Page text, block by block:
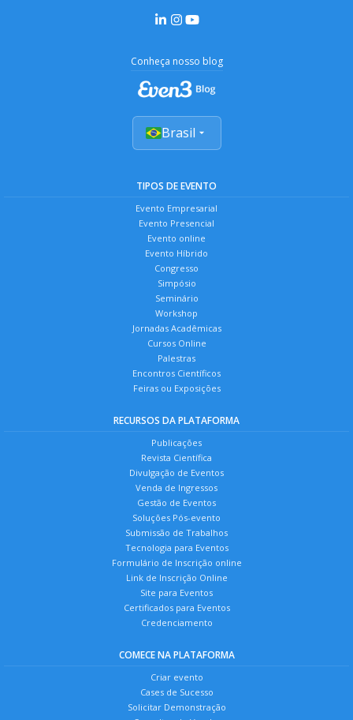
Conheça nosso blog
Brasil
TIPOS DE EVENTO
Evento Empresarial
Evento Presencial
Evento online
Evento Híbrido
Congresso
Simpósio
Seminário
Workshop
Jornadas Acadêmicas
Cursos Online
Palestras
Encontros Científicos
Feiras ou Exposições
RECURSOS DA PLATAFORMA
Publicações
Revista Científica
Divulgação de Eventos
Venda de Ingressos
Gestão de Eventos
Soluções Pós-evento
Submissão de Trabalhos
Tecnologia para Eventos
Formulário de Inscrição online
Link de Inscrição Online
Site para Eventos
Certificados para Eventos
Credenciamento
COMECE NA PLATAFORMA
Criar evento
Cases de Sucesso
Solicitar Demonstração